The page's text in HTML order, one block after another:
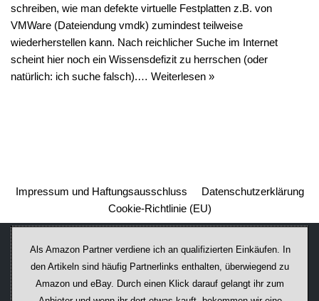
schreiben, wie man defekte virtuelle Festplatten z.B. von
VMWare (Dateiendung vmdk) zumindest teilweise
wiederherstellen kann. Nach reichlicher Suche im Internet
scheint hier noch ein Wissensdefizit zu herrschen (oder
natürlich: ich suche falsch).… Weiterlesen »
Impressum und Haftungsausschluss
Datenschutzerklärung
Cookie-Richtlinie (EU)
Als Amazon Partner verdiene ich an qualifizierten Einkäufen. In
den Artikeln sind häufig Partnerlinks enthalten, überwiegend zu
Amazon und eBay. Durch einen Klick darauf ge­lan­gt ihr zum